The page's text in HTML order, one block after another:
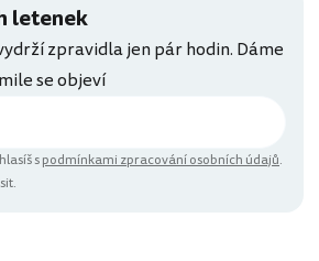
letenek
zpravidla jen pár hodin. Dáme
se objeví
spodmínkami zpracování osobních údajů.